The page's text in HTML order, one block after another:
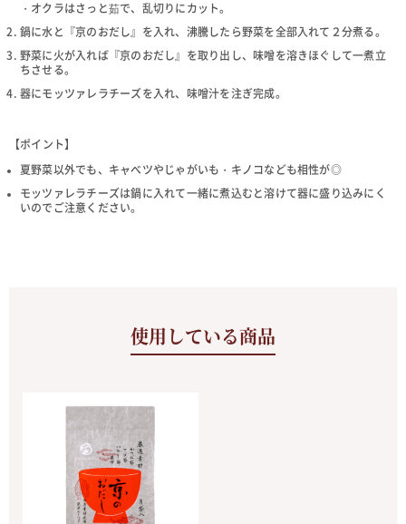
・オクラはさっと茹で、乱切りにカット。
鍋に水と『京のおだし』を入れ、沸騰したら野菜を全部入れて２分煮る。
野菜に火が入れば『京のおだし』を取り出し、味噌を溶きほぐして一煮立
ちさせる。
器にモッツァレラチーズを入れ、味噌汁を注ぎ完成。
【ポイント】
夏野菜以外でも、キャベツやじゃがいも・キノコなども相性が◎
モッツァレラチーズは鍋に入れて一緒に煮込むと溶けて器に盛り込みにく
いのでご注意ください。
使用している商品